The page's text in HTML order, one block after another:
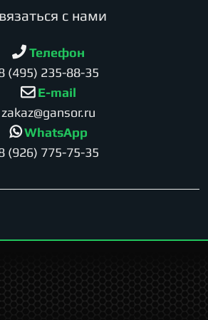
с нами
Телефон
(495) 235-88-35
E-mail
zakaz@gansor.ru
WhatsApp
(926) 775-75-35